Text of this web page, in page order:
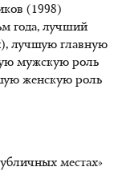
(1998)
года, лучший
лучшую главную
мужскую роль
женскую роль
местах»